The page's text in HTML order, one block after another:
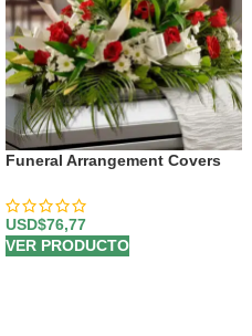
Funeral Arrangement Covers
USD$76,77
VER PRODUCTO